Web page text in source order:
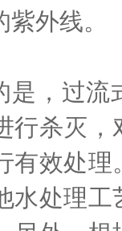
外线。
，过流
行杀灭
有效处
水处理